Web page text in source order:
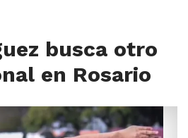
busca otro
en Rosario